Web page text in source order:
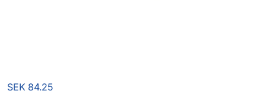
SEK 84.25